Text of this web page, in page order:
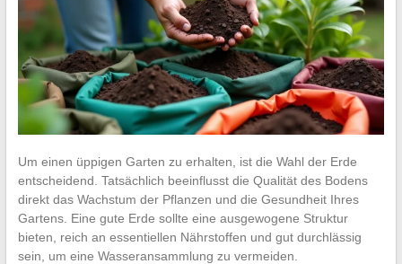
Um einen üppigen Garten zu erhalten, ist die Wahl der Erde
entscheidend. Tatsächlich beeinflusst die Qualität des Bodens
direkt das Wachstum der Pflanzen und die Gesundheit Ihres
Gartens. Eine gute Erde sollte eine ausgewogene Struktur
bieten, reich an essentiellen Nährstoffen und gut durchlässig
sein, um eine Wasseransammlung zu vermeiden.